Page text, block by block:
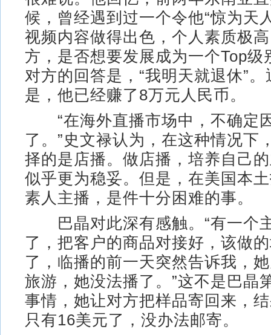
候，曾经遇到过一个令他“惊为天
视频内容做得出色，个人素质极
方，是否想要发展成为一个Top级
对方的回答是，“我明天就退休”
是，他已经赚了8万元人民币。
“在海外直播市场中，不确定
了。”史文禄认为，在这种情况下
择的是店播。做店播，培养自己
似乎更为稳妥。但是，在美国本
素人主播，是件十分困难的事。
巴晶对此深有感触。“有一个
了，把客户的商品对接好，该做
了，临播的前一天突然告诉我，
旅游，她没法播了。”这不是巴晶
事情，她让对方把样品寄回来，
只有16美元了，没办法邮寄。